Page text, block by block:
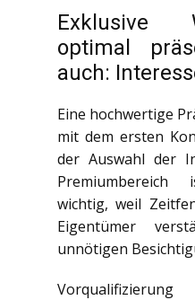
Exklusive
optimal
auch:
Eine hochwertige
mit dem ersten
der Auswahl der
wichtig, weil
Eigentümer
unnötigen